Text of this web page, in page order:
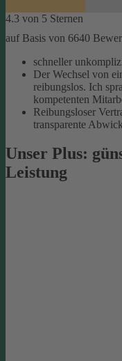
4.3 von 5 Sternen
auf Basis von 6640
schneller
Der Wechsel von
reibungslos. Ich
kompetenten
Reibungsloser
transparente
Unser Plus:
Leistung